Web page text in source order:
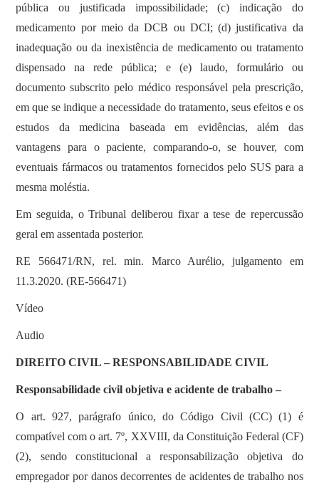
pública ou justificada impossibilidade; (c) indicação do
medicamento por meio da DCB ou DCI; (d) justificativa da
inadequação ou da inexistência de medicamento ou tratamento
dispensado na rede pública; e (e) laudo, formulário ou
documento subscrito pelo médico responsável pela prescrição,
em que se indique a necessidade do tratamento, seus efeitos e os
estudos da medicina baseada em evidências, além das
vantagens para o paciente, comparando-o, se houver, com
eventuais fármacos ou tratamentos fornecidos pelo SUS para a
mesma moléstia.
Em seguida, o Tribunal deliberou fixar a tese de repercussão
geral em assentada posterior.
RE 566471/RN, rel. min. Marco Aurélio, julgamento em
11.3.2020. (RE-566471)
Vídeo
Audio
DIREITO CIVIL – RESPONSABILIDADE CIVIL
Responsabilidade civil objetiva e acidente de trabalho –
O art. 927, parágrafo único, do Código Civil (CC) (1) é
compatível com o art. 7º, XXVIII, da Constituição Federal (CF)
(2), sendo constitucional a responsabilização objetiva do
empregador por danos decorrentes de acidentes de trabalho nos